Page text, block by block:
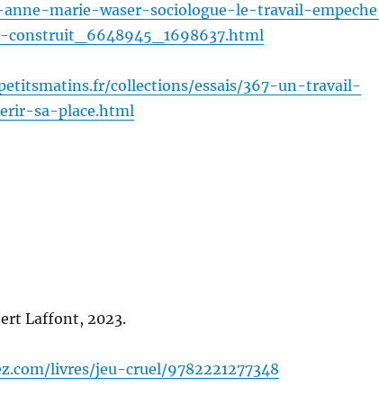
marie-waser-sociologue-le-travail-
construit_6648945_1698637.html
collections/essais/367-un-travail-
sa-place.html
Laffont, 2023.
livres/jeu-cruel/9782221277348